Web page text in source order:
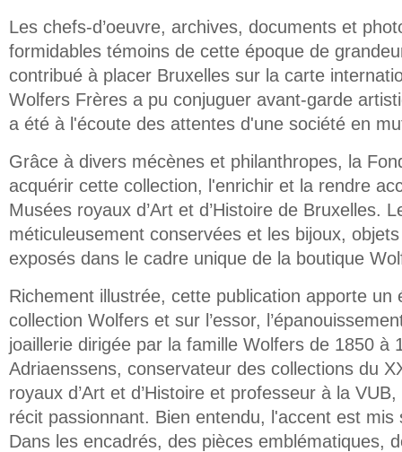
Les chefs-d’oeuvre, archives, documents et
formidables témoins de cette époque de
contribué à placer Bruxelles sur la carte
Wolfers Frères a pu conjuguer avant-garde
a été à l'écoute des attentes d'une société en
Grâce à divers mécènes et philanthropes, la
acquérir cette collection, l'enrichir et la rendre
Musées royaux d’Art et d’Histoire de Bruxelles.
méticuleusement conservées et les bijoux,
exposés dans le cadre unique de la boutique
Richement illustrée, cette publication apporte un
collection Wolfers et sur l’essor,
joaillerie dirigée par la famille Wolfers de 1850 à
Adriaenssens, conservateur des collections du
royaux d’Art et d’Histoire et professeur à la
récit passionnant. Bien entendu, l'accent est mis
Dans les encadrés, des pièces emblématiques,